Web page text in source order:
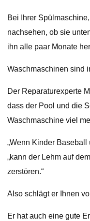
Bei Ihrer
nachsehen, ob sie
ihn alle paar Monate
Waschmaschinen sind
Der Reparaturexperte
dass der Pool und die
Waschmaschine viel
„Wenn Kinder Baseball
„kann der Lehm auf
zerstören.“
Also schlägt er Ihnen
Er hat auch eine gute